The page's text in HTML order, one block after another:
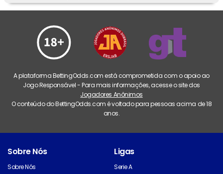
A plataforma BettingOdds.com está comprometida com o apoio ao
Jogo Responsável - Para mais informações, acesse o site dos
Jogadores Anônimos
O conteúdo do BettingOdds.com é voltado para pessoas acima de 18
anos.
Sobre Nós
Sobre Nós
Ligas
Serie A